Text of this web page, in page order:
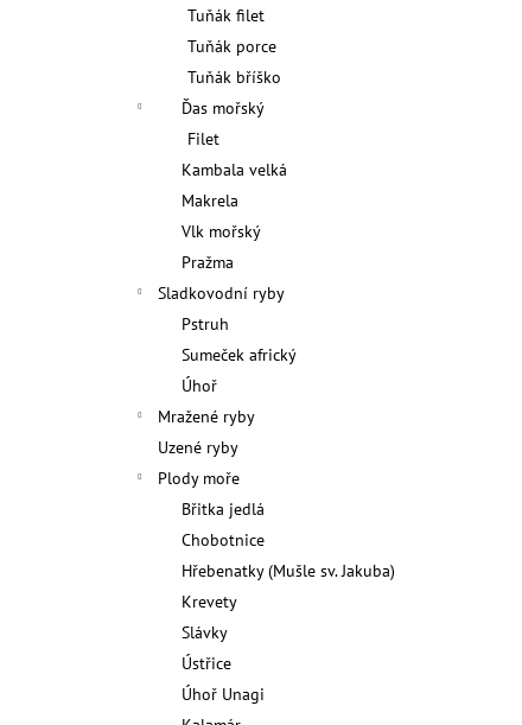
Tuňák filet
Tuňák porce
Tuňák bříško
Ďas mořský
Filet
Kambala velká
Makrela
Vlk mořský
Pražma
Sladkovodní ryby
Pstruh
Sumeček africký
Úhoř
Mražené ryby
Uzené ryby
Plody moře
Břitka jedlá
Chobotnice
Hřebenatky (Mušle sv. Jakuba)
Krevety
Slávky
Ústřice
Úhoř Unagi